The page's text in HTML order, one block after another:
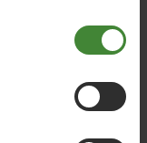
–